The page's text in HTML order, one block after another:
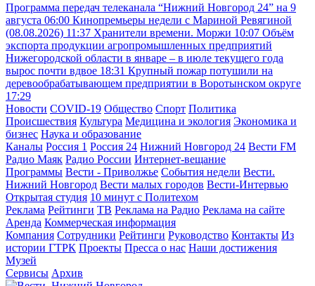
Программа передач телеканала “Нижний Новгород 24” на 9
августа 06:00 Кинопремьеры недели с Мариной Ревягиной
(08.08.2026) 11:37 Хранители времени. Моржи 10:07 Объём
экспорта продукции агропромышленных предприятий
Нижегородской области в январе – в июле текущего года
вырос почти вдвое 18:31 Крупный пожар потушили на
деревообрабатывающем предприятии в Воротынском округе
17:29
Новости COVID-19 Общество Спорт Политика
Происшествия Культура Медицина и экология Экономика и
бизнес Наука и образование
Каналы Россия 1 Россия 24 Нижний Новгород 24 Вести FM
Радио Маяк Радио России Интернет-вещание
Программы Вести - Приволжье События недели Вести.
Нижний Новгород Вести малых городов Вести-Интервью
Открытая студия 10 минут с Политехом
Реклама Рейтинги ТВ Реклама на Радио Реклама на сайте
Аренда Коммерческая информация
Компания Сотрудники Рейтинги Руководство Контакты Из
истории ГТРК Проекты Пресса о нас Наши достижения
Музей
Сервисы Архив